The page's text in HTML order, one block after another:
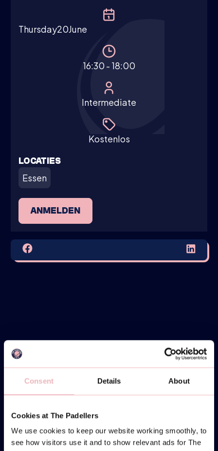
Consent Details About
Cookies at The Padellers
We use cookies to keep our website working smoothly, to
see how visitors use it and to show relevant ads for The
Thursday20June
16:30 - 18:00
Intermediate
Kostenlos
LOCATIES
Essen
ANMELDEN